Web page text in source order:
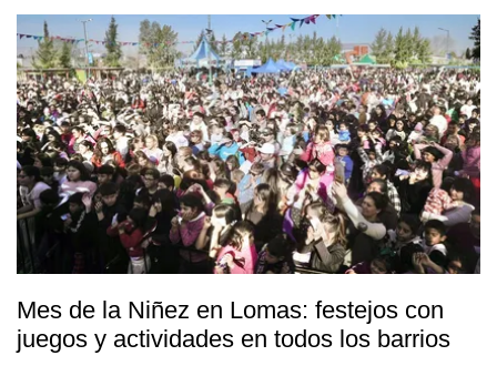
Mes de la Niñez en Lomas: festejos con
juegos y actividades en todos los barrios